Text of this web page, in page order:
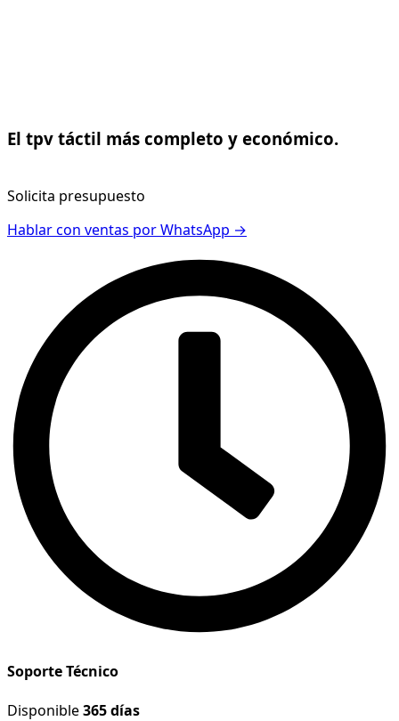
El tpv táctil más completo y económico.
Solicita presupuesto
Hablar con ventas por WhatsApp →
Soporte Técnico
Disponible365 días